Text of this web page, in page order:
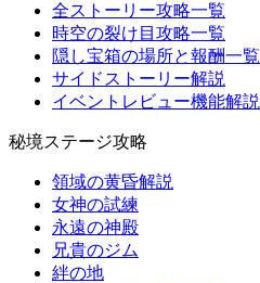
全ストーリー攻略一覧
時空の裂け目攻略一覧
隠し宝箱の場所と報酬一覧
サイドストーリー解説
イベントレビュー機能解説
秘境ステージ攻略
領域の黄昏解説
女神の試練
永遠の神殿
兄貴のジム
絆の地